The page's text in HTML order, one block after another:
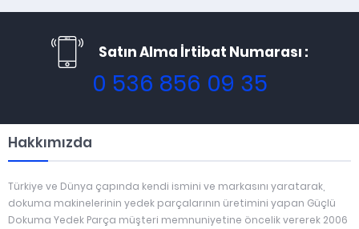
Satın Alma İrtibat Numarası :
0 536 856 09 35
Hakkımızda
Türkiye ve Dünya çapında kendi ismini ve markasını yaratarak,
dokuma makinelerinin yedek parçalarının üretimini yapan Güçlü
Dokuma Yedek Parça müşteri memnuniyetine öncelik vererek 2006